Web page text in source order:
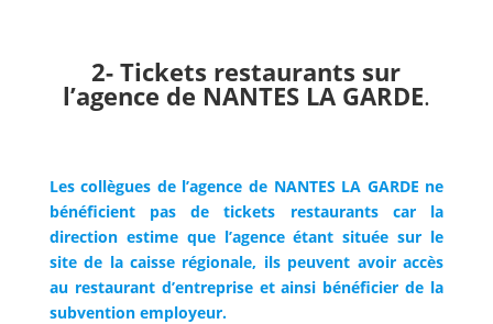
2- Tickets restaurants sur
l’agence de NANTES LA GARDE.
Les collègues de l’agence de NANTES LA GARDE ne
bénéficient pas de tickets restaurants car la
direction estime que l’agence étant située sur le
site de la caisse régionale, ils peuvent avoir accès
au restaurant d’entreprise et ainsi bénéficier de la
subvention employeur.